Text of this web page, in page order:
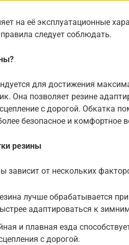
на её эксплуатационные
следует соблюдать.
для достижения
Она позволяет резине
с дорогой. Обкатка
безопасное и комфортное
резины
зависит от нескольких
лучше обрабатывается
адаптироваться к
и плавная езда
с дорогой.